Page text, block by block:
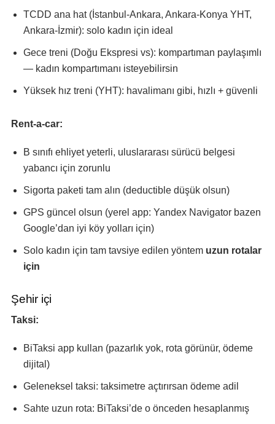
TCDD ana hat (İstanbul-Ankara, Ankara-Konya YHT,
Ankara-İzmir): solo kadın için ideal
Gece treni (Doğu Ekspresi vs): kompartıman paylaşımlı
— kadın kompartımanı isteyebilirsin
Yüksek hız treni (YHT): havalimanı gibi, hızlı + güvenli
Rent-a-car:
B sınıfı ehliyet yeterli, uluslararası sürücü belgesi
yabancı için zorunlu
Sigorta paketi tam alın (deductible düşük olsun)
GPS güncel olsun (yerel app: Yandex Navigator bazen
Google’dan iyi köy yolları için)
Solo kadın için tam tavsiye edilen yöntem uzun rotalar
için
Şehir içi
Taksi:
BiTaksi app kullan (pazarlık yok, rota görünür, ödeme
dijital)
Geleneksel taksi: taksimetre açtırırsan ödeme adil
Sahte uzun rota: BiTaksi’de o önceden hesaplanmış